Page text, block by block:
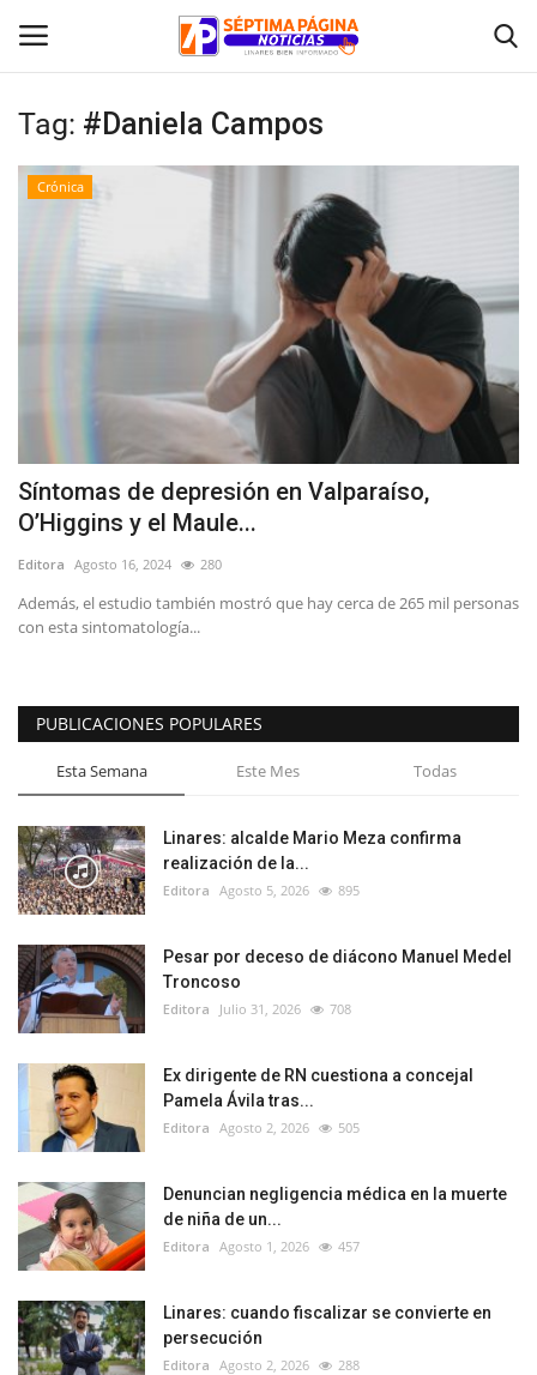
Inicio
Crónica
Política
Espectáculos
Tag: #Daniela Campos
Crónica
Síntomas de depresión en Valparaíso,
O’Higgins y el Maule...
Editora Agosto 16, 2024 280
Además, el estudio también mostró que hay cerca de 265 mil personas
con esta sintomatología...
PUBLICACIONES POPULARES
Esta Semana Este Mes Todas
Linares: alcalde Mario Meza confirma
realización de la...
Editora Agosto 5, 2026 895
Pesar por deceso de diácono Manuel Medel
Troncoso
Editora Julio 31, 2026 708
Ex dirigente de RN cuestiona a concejal
Pamela Ávila tras...
Editora Agosto 2, 2026 505
Denuncian negligencia médica en la muerte
de niña de un...
Editora Agosto 1, 2026 457
Linares: cuando fiscalizar se convierte en
persecución
Editora Agosto 2, 2026 288